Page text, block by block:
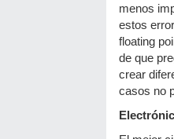
menos
estos
floating
de que
crear
casos no